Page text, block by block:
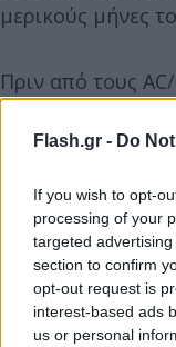
Flash.gr - Do
If you wish to opt-
processing of your
targeted
section to confirm
opt-out request is
interest-based ads
us or personal
μερικούς μήνες
Πριν από τους
αυστραλιανό ροκ
Apprentices, το
Βιομηχανίας το